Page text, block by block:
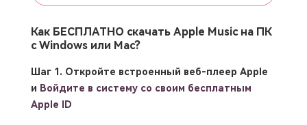
Как БЕСПЛАТНО скачать Apple Music на ПК
с Windows или Mac?
Шаг 1. Откройте встроенный веб-плеер Apple
и Войдите в систему со своим бесплатным
Apple ID